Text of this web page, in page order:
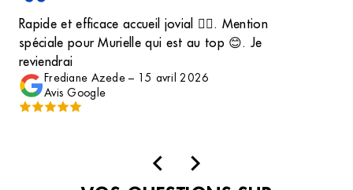
Rapide et efficace accueil jovial 👌🏽. Mention
spéciale pour Murielle qui est au top 😊. Je
reviendrai
Frediane Azede– 15 avril 2026
Avis Google